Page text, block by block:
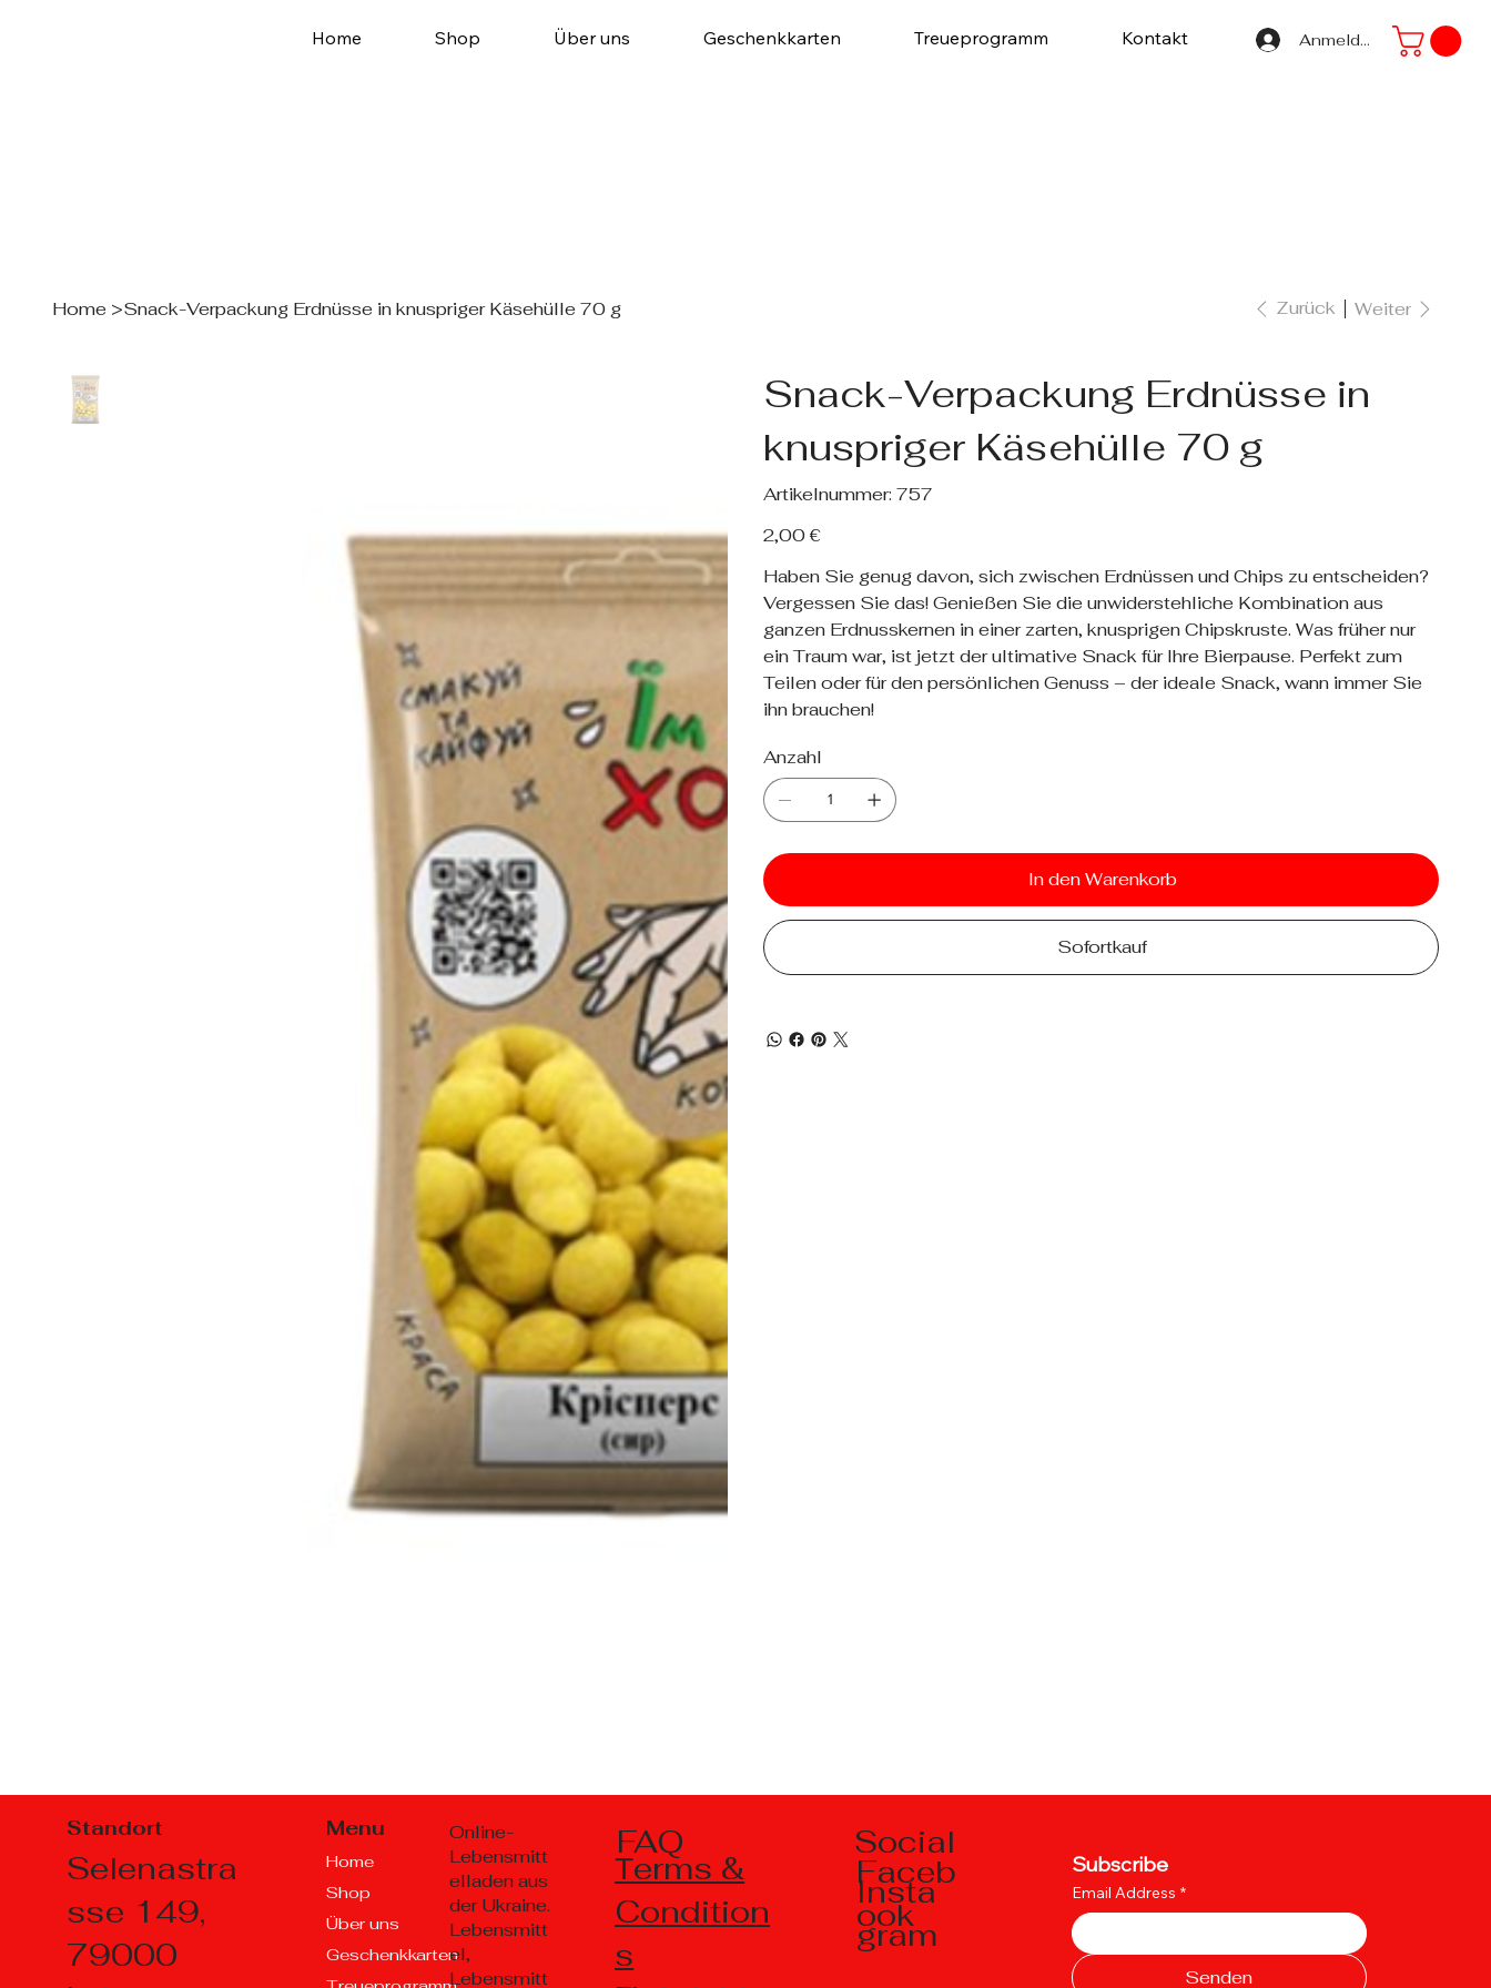
Anmelden
Home Shop Über uns Geschenkkarten Treueprogramm Kontakt
Home >Snack-Verpackung Erdnüsse in knuspriger Käsehülle 70 g Zurück Weiter
Snack-Verpackung Erdnüsse in
knuspriger Käsehülle 70 g
Artikelnummer: Artikelnummer:
757
757
Preis
2,00 €
Haben Sie genug davon, sich zwischen Erdnüssen und Chips zu entscheiden?
Vergessen Sie das! Genießen Sie die unwiderstehliche Kombination aus
ganzen Erdnusskernen in einer zarten, knusprigen Chipskruste. Was früher nur
ein Traum war, ist jetzt der ultimative Snack für Ihre Bierpause. Perfekt zum
Teilen oder für den persönlichen Genuss – der ideale Snack, wann immer Sie
ihn brauchen!
Anzahl
In den Warenkorb
Sofortkauf
Standort
Selenastra
sse 149,
79000
Menu
Home
Shop
Über uns
Geschenkkarten
Online-
Lebensmitt
elladen aus
der Ukraine.
Lebensmitt
el,
Lebensmitt
FAQ
Тerms &
Condition
s
Social
Faceb
ook
Insta
gram
Subscribe
Email Address *
Senden